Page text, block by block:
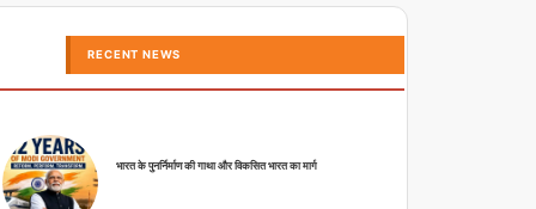
RECENT NEWS
भारत के पुनर्निर्माण की गाथा और विकसित भारत का मार्ग